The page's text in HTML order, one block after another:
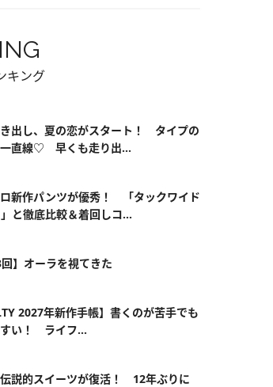
キング
出し、夏の恋がスタート！ タイプの
直線♡ 早くも走り出...
新作パンツが優秀！ 「タックワイド
と徹底比較＆着回しコ...
回】オーラを視てきた
2027年新作手帳】書くのが苦手でも
い！ ライフ...
説的スイーツが復活！ 12年ぶりに